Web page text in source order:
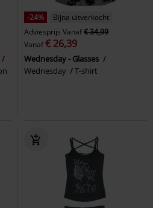
-24%
Bijna uitverkocht
Adviesprijs Vanaf€ 34,99
Vanaf€ 26,39
Wednesday - Glasses
Wednesday
T-shirt